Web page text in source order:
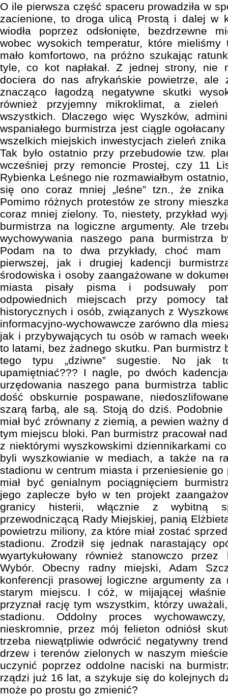
O ile pierwsza część spaceru prowadziła w
zacienione, to droga ulicą Prostą i dalej w
wiodła poprzez odsłonięte, bezdrzewne
wobec wysokich temperatur, które
mało komfortowo, na próżno szukając
tyle, co kot napłakał. Z jednej strony, nie
dociera do nas afrykańskie powietrze,
znacząco łagodzą negatywne skutki
również przyjemny mikroklimat, a zieleń
wszystkich. Dlaczego więc Wyszków,
wspaniałego burmistrza jest ciągle
wszelkich miejskich inwestycjach zieleń
Tak było ostatnio przy przebudowie tzw.
wcześniej przy remoncie Prostej, czy 11
Rybienka Leśnego nie rozmawiałbym
się ono coraz mniej „leśne” tzn., że
Pomimo różnych protestów ze strony
coraz mniej zielony. To, niestety, przykład
burmistrza na logiczne argumenty. Ale
wychowywania naszego pana burmistrza
Podam na to dwa przykłady, choć
pierwszej, jak i drugiej kadencji
środowiska i osoby zaangażowane w
miasta pisały pisma i podsuwały
odpowiednich miejscach przy pomocy
historycznych i osób, związanych z
informacyjno-wychowawcze zarówno dla
jak i przybywających tu osób w ramach
to latami, bez żadnego skutku. Pan burmistrz
tego typu „dziwne” sugestie. No jak
upamiętniać??? I nagle, po dwóch
urzędowania naszego pana burmistrza
dość obskurnie pospawane,
szarą farbą, ale są. Stoją do dziś. Podobnie
miał być zrównany z ziemią, a pewien ważny
tym miejscu bloki. Pan burmistrz pracował
z niektórymi wyszkowskimi dziennikarkami
byli wyszkowianie w mediach, a także na
stadionu w centrum miasta i przeniesienie
miał być genialnym pociągnięciem
jego zaplecze było w ten projekt
granicy histerii, włącznie z wybitną
przewodniczącą Rady Miejskiej, panią
powietrzu miliony, za które miał zostać
stadionu. Zrodził się jednak narastający
wyartykułowany również stanowczo
Wybór. Obecny radny miejski, Adam
konferencji prasowej logiczne argumenty za
starym miejscu. I cóż, w mijającej
przyznał rację tym wszystkim, którzy
stadionu. Oddolny proces
nieskromnie, przez mój felieton odniósł
trzeba niewątpliwie odwrócić negatywny
drzew i terenów zielonych w naszym
uczynić poprzez oddolne naciski na
rządzi już 16 lat, a szykuje się do kolejnych
może po prostu go zmienić?